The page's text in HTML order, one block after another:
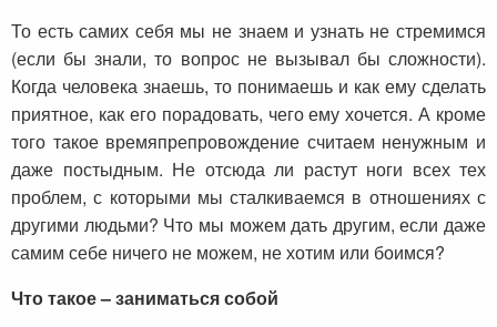
То есть самих себя мы не знаем и узнать не стремимся
(если бы знали, то вопрос не вызывал бы сложности).
Когда человека знаешь, то понимаешь и как ему сделать
приятное, как его порадовать, чего ему хочется. А кроме
того такое времяпрепровождение считаем ненужным и
даже постыдным. Не отсюда ли растут ноги всех тех
проблем, с которыми мы сталкиваемся в отношениях с
другими людьми? Что мы можем дать другим, если даже
самим себе ничего не можем, не хотим или боимся?
Что такое – заниматься собой